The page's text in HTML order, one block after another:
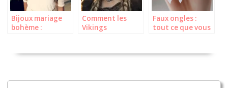
Bijoux mariage
bohème :
grand jour
Comment les
Vikings
Faux ongles :
tout ce que vous
techniques et